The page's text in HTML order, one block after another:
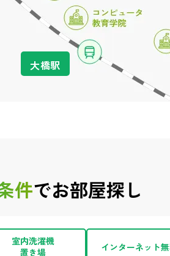
大橋駅
件でお部屋探し
室内洗濯機
置き場
インターネット